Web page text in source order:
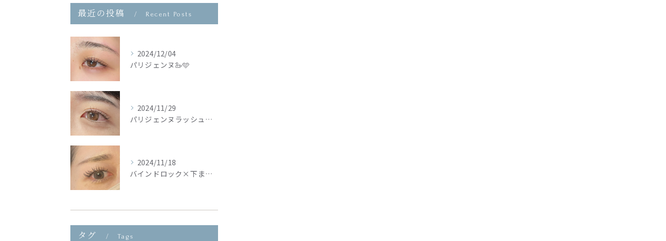
最近の投稿 Recent Posts
2024/12/04
パリジェンヌ🦢🩵
2024/11/29
パリジェンヌラッシュリフト🦢🩵
2024/11/18
バインドロック×下まつ毛🦢🩵
タグ Tags